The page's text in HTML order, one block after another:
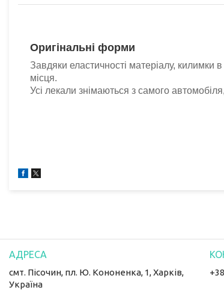
Оригінальні форми
Завдяки еластичності матеріалу, килимки
місця.
Усі лекали знімаються з самого
смт. Пісочин, пл. Ю. Кононенка, 1, Харків,
Україна